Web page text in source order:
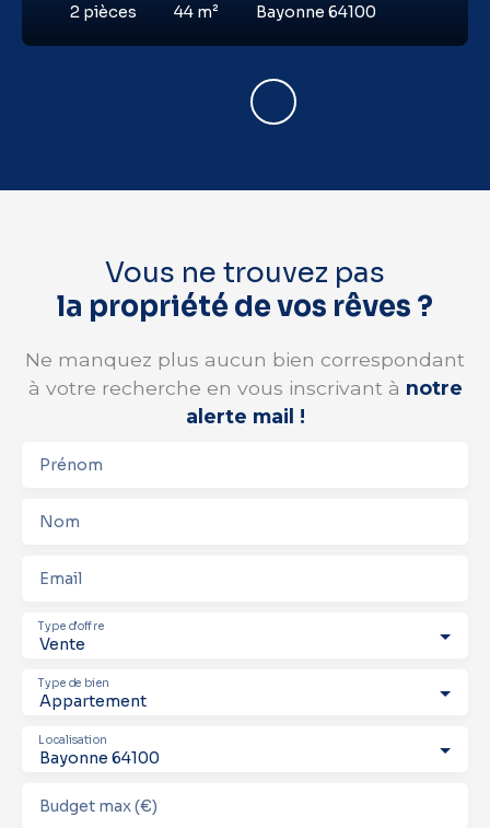
2 pièces 44 m² Bayonne 64100
Vous ne trouvez pas
la propriété de vos rêves ?
Ne manquez plus aucun bien correspondant
à votre recherche en vous inscrivant à notre
alerte mail !
Prénom
Nom
Email
Vente
Type d'offre
Appartement
Type de bien
Bayonne 64100
Localisation
Budget max (€)